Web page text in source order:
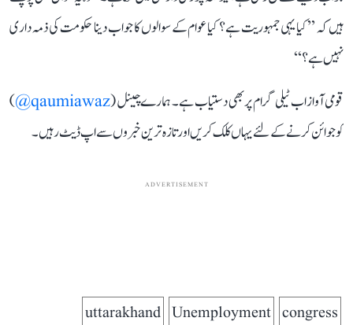
ہیں کہ ’’کیا یہی جمہوریت ہے؟ کیا عوام کے سوالوں کا جواب دینا حکومت کی ذمہ داری
نہیں ہے؟‘‘
قومی آواز اب ٹیلی گرام پر بھی دستیاب ہے۔ ہمارے چینل (qaumiawaz@
)
کو جوائن کرنے کے لئے یہاں کلک کریں اور تازہ ترین خبروں سے اپ ڈیٹ رہیں۔
ADVERTISEMENT
congress
Unemployment
uttarakhand